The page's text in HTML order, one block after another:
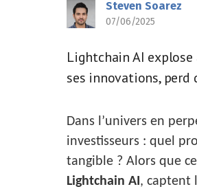
Steven Soarez
07/06/2025
Lightchain AI
ses innovations, perd
Dans l’univers en
investisseurs : quel
tangible ? Alors que
Lightchain AI, captent